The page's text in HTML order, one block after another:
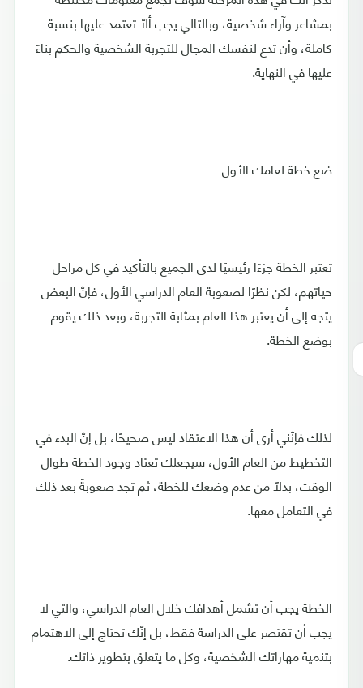
بمشاعر وآراء شخصية، وبالتالي يجب ألّا تعتمد عليها بنسبة
كاملة، وأن تدع لنفسك المجال للتجربة الشخصية والحكم بناءً
عليها في النهاية.
ضع خطة لعامك الأول
تعتبر الخطة جزءًا رئيسيًا لدى الجميع بالتأكيد في كل مراحل
حياتهم، لكن نظرًا لصعوبة العام الدراسي الأول، فإنّ البعض
يتجه إلى أن يعتبر هذا العام بمثابة التجربة، وبعد ذلك يقوم
بوضع الخطة.
لذلك فإنّني أرى أن هذا الاعتقاد ليس صحيحًا، بل إنّ البدء في
التخطيط من العام الأول، سيجعلك تعتاد وجود الخطة طوال
الوقت، بدلًا من عدم وضعك للخطة، ثم تجد صعوبةً بعد ذلك
في التعامل معها.
الخطة يجب أن تشمل أهدافك خلال العام الدراسي، والتي لا
يجب أن تقتصر على الدراسة فقط، بل إنّك تحتاج إلى الاهتمام
بتنمية مهاراتك الشخصية، وكل ما يتعلق بتطوير ذاتك.